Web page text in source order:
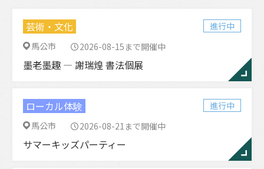
芸術・文化
進行中
馬公市
2026-08-15まで開催中
墨老墨趣 ― 謝瑞煌 書法個展
ローカル体験
進行中
馬公市
2026-08-21まで開催中
サマーキッズパーティー